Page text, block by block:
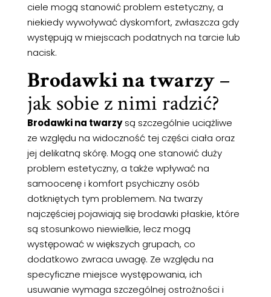
ciele mogą stanowić problem estetyczny, a
niekiedy wywoływać dyskomfort, zwłaszcza gdy
występują w miejscach podatnych na tarcie lub
nacisk.
Brodawki na twarzy–
jak sobie z nimi radzić?
Brodawki na twarzysą szczególnie uciążliwe
ze względu na widoczność tej części ciała oraz
jej delikatną skórę. Mogą one stanowić duży
problem estetyczny, a także wpływać na
samoocenę i komfort psychiczny osób
dotkniętych tym problemem. Na twarzy
najczęściej pojawiają się brodawki płaskie, które
są stosunkowo niewielkie, lecz mogą
występować w większych grupach, co
dodatkowo zwraca uwagę. Ze względu na
specyficzne miejsce występowania, ich
usuwanie wymaga szczególnej ostrożności i